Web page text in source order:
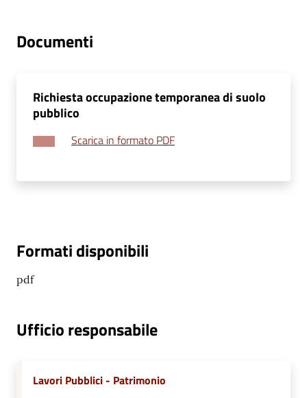
argomenti...
Documenti
Richiesta occupazione temporanea di suolo
pubblico
Scarica in formato PDF
Formati disponibili
pdf
Ufficio responsabile
Lavori Pubblici - Patrimonio